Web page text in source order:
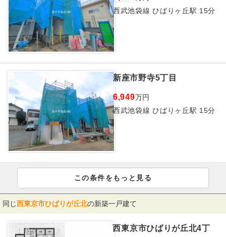
西武池袋線 ひばりヶ丘駅 15分
新座市野寺5丁目
6,949万円
西武池袋線 ひばりヶ丘駅 15分
この条件をもっと見る
同じ西東京市ひばりが丘北の新築一戸建て
西東京市ひばりが丘北4丁